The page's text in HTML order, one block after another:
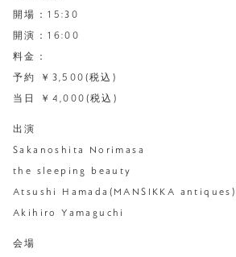
開場：15:30
開演：16:00
料金：
予約 ￥3,500(税込)
当⽇ ￥4,000(税込)
出演
Sakanoshita Norimasa
the sleeping beauty
Atsushi Hamada(MANSIKKA antiques)
Akihiro Yamaguchi
会場